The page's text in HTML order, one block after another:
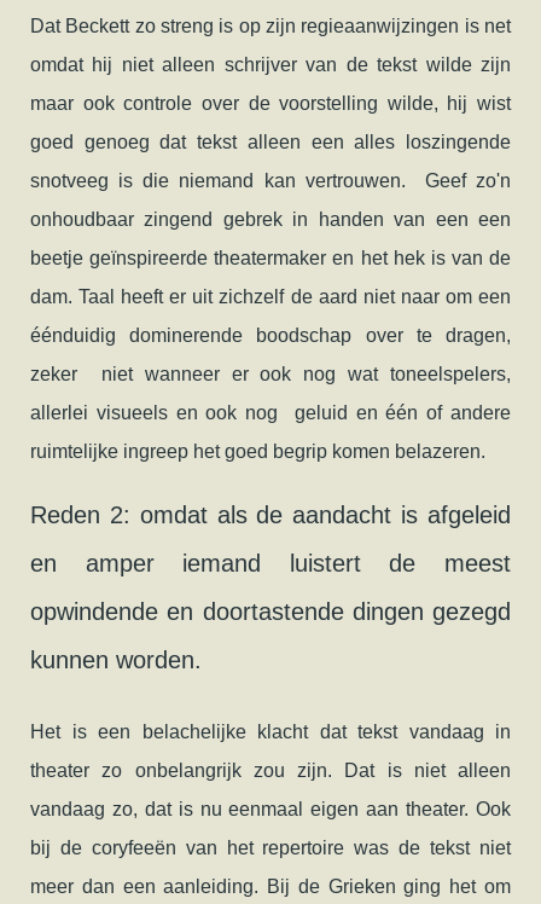
Dat Beckett zo streng is op zijn regieaanwijzingen is net
omdat hij niet alleen schrijver van de tekst wilde zijn
maar ook controle over de voorstelling wilde, hij wist
goed genoeg dat tekst alleen een alles loszingende
snotveeg is die niemand kan vertrouwen. Geef zo'n
onhoudbaar zingend gebrek in handen van een een
beetje geïnspireerde theatermaker en het hek is van de
dam. Taal heeft er uit zichzelf de aard niet naar om een
éénduidig dominerende boodschap over te dragen,
zeker niet wanneer er ook nog wat toneelspelers,
allerlei visueels en ook nog geluid en één of andere
ruimtelijke ingreep het goed begrip komen belazeren.
Reden 2: omdat als de aandacht is afgeleid
en amper iemand luistert de meest
opwindende en doortastende dingen gezegd
kunnen worden.
Het is een belachelijke klacht dat tekst vandaag in
theater zo onbelangrijk zou zijn. Dat is niet alleen
vandaag zo, dat is nu eenmaal eigen aan theater. Ook
bij de coryfeeën van het repertoire was de tekst niet
meer dan een aanleiding. Bij de Grieken ging het om